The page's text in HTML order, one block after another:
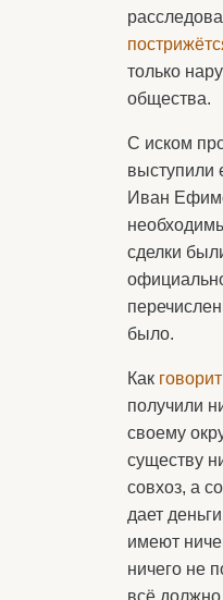
только
общества.
С иском
выступили
Иван
сделки
было.
Как говорит
получили
своему
существу
совхоз, а
дает
имеют
ничего не
всё должно